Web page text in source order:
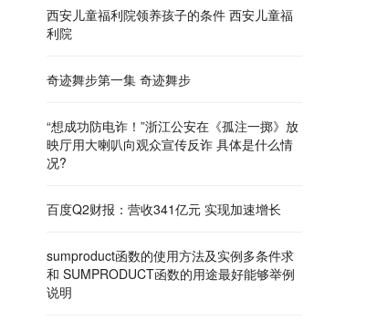
西安儿童福利院领养孩子的条件 西安儿童福
利院
奇迹舞步第一集 奇迹舞步
“想成功防电诈！”浙江公安在《孤注一掷》放
映厅用大喇叭向观众宣传反诈 具体是什么情
况?
百度Q2财报：营收341亿元 实现加速增长
sumproduct函数的使用方法及实例多条件求
和 SUMPRODUCT函数的用途最好能够举例
说明